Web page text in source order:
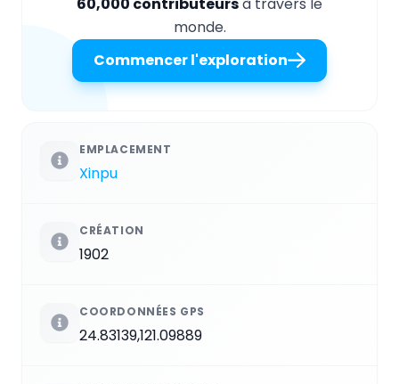
monde.
Commencer l'exploration
EMPLACEMENT
Xinpu
CRÉATION
1902
COORDONNÉES GPS
24.83139,121.09889